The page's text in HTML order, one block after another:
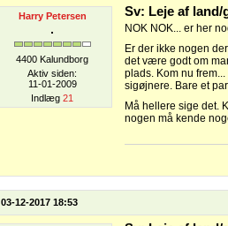
Harry Petersen
4400 Kalundborg
Aktiv siden:
11-01-2009
Indlæg 21
Sv: Leje af land/
NOK NOK... er her
Er der ikke nogen
det være godt om
plads. Kom nu
sigøjnere. Bare et
Må hellere sige det.
nogen må kende
03-12-2017 18:53